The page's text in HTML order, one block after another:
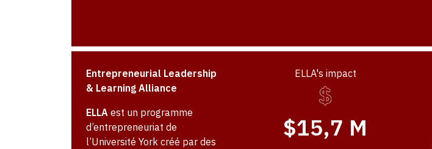
Entrepreneurial Leadership
& Learning Alliance
ELLA est un programme
d’entrepreneuriat de
l’Université York créé par des
ELLA's impact
$15,7 M